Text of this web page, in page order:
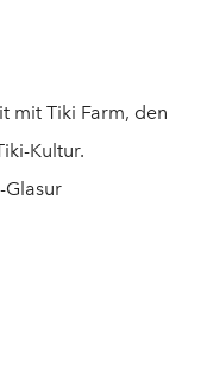
mit Tiki Farm, den
Kultur.
Glasur